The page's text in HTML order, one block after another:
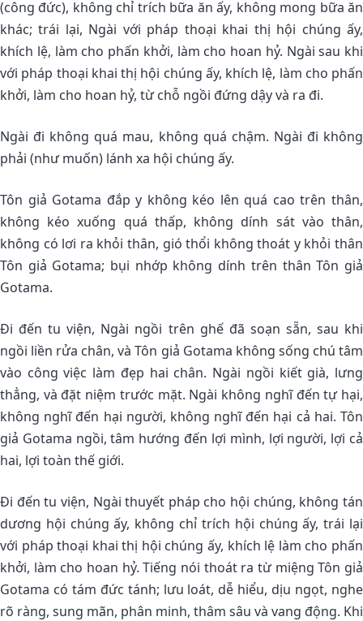
(công đức), không chỉ trích bữa ăn ấy, không mong bữa ăn
khác; trái lại, Ngài với pháp thoại khai thị hội chúng ấy,
khích lệ, làm cho phấn khởi, làm cho hoan hỷ. Ngài sau khi
với pháp thoại khai thị hội chúng ấy, khích lệ, làm cho phấn
khởi, làm cho hoan hỷ, từ chỗ ngồi đứng dậy và ra đi.
Ngài đi không quá mau, không quá chậm. Ngài đi không
phải (như muốn) lánh xa hội chúng ấy.
Tôn giả Gotama đắp y không kéo lên quá cao trên thân,
không kéo xuống quá thấp, không dính sát vào thân,
không có lơi ra khỏi thân, gió thổi không thoát y khỏi thân
Tôn giả Gotama; bụi nhớp không dính trên thân Tôn giả
Gotama.
Ði đến tu viện, Ngài ngồi trên ghế đã soạn sẵn, sau khi
ngồi liền rửa chân, và Tôn giả Gotama không sống chú tâm
vào công việc làm đẹp hai chân. Ngài ngồi kiết già, lưng
thẳng, và đặt niệm trước mặt. Ngài không nghĩ đến tự hại,
không nghĩ đến hại người, không nghĩ đến hại cả hai. Tôn
giả Gotama ngồi, tâm hướng đến lợi mình, lợi người, lợi cả
hai, lợi toàn thế giới.
Ði đến tu viện, Ngài thuyết pháp cho hội chúng, không tán
dương hội chúng ấy, không chỉ trích hội chúng ấy, trái lại
với pháp thoại khai thị hội chúng ấy, khích lệ làm cho phấn
khởi, làm cho hoan hỷ. Tiếng nói thoát ra từ miệng Tôn giả
Gotama có tám đức tánh; lưu loát, dễ hiểu, dịu ngọt, nghe
rõ ràng, sung mãn, phân minh, thâm sâu và vang động. Khi